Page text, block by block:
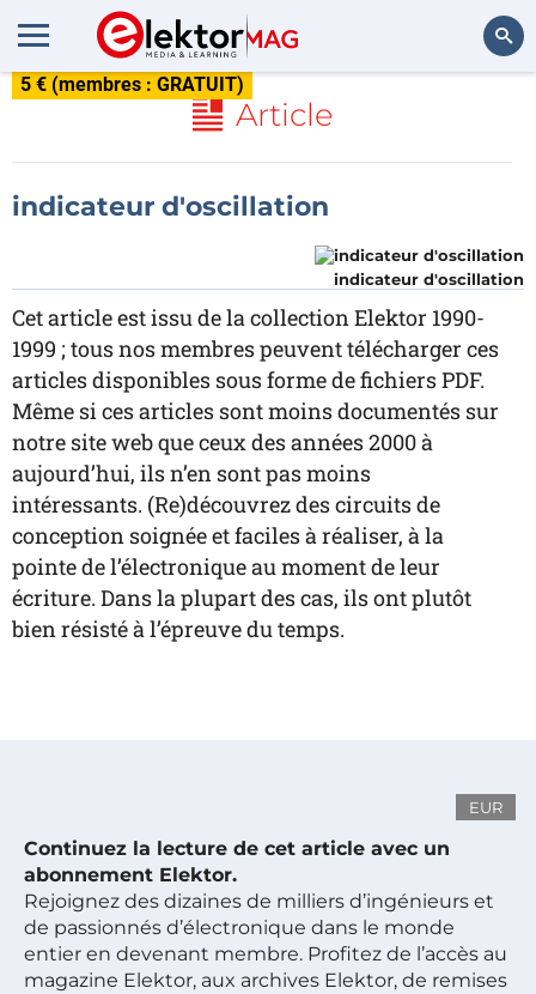
5 € (membres : GRATUIT)
Article
indicateur d'oscillation
indicateur d'oscillation
Cet article est issu de la collection Elektor 1990-
1999 ; tous nos membres peuvent télécharger ces
articles disponibles sous forme de fichiers PDF.
Même si ces articles sont moins documentés sur
notre site web que ceux des années 2000 à
aujourd’hui, ils n’en sont pas moins
intéressants. (Re)découvrez des circuits de
conception soignée et faciles à réaliser, à la
pointe de l’électronique au moment de leur
écriture. Dans la plupart des cas, ils ont plutôt
bien résisté à l’épreuve du temps.
EUR
Continuez la lecture de cet article avec un
abonnement Elektor.
Rejoignez des dizaines de milliers d’ingénieurs et
de passionnés d’électronique dans le monde
entier en devenant membre. Profitez de l’accès au
magazine Elektor, aux archives Elektor, de remises